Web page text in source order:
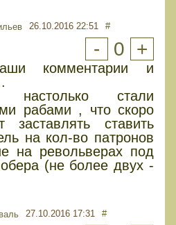
26.10.2016 22:51 #
- 0 +
комментарии и
настолько стали
рабами , что скоро
заставлять ставить
на кол-во патронов
на револьверах под
(не более двух -
27.10.2016 17:31 #